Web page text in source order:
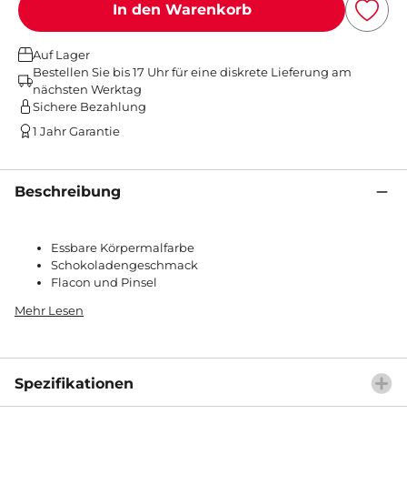
In den Warenkorb
Auf Lager
Bestellen Sie bis 17 Uhr für eine diskrete Lieferung am
nächsten Werktag
Sichere Bezahlung
1 Jahr Garantie
Beschreibung
Essbare Körpermalfarbe
Schokoladengeschmack
Flacon und Pinsel
Mehr Lesen
Spezifikationen